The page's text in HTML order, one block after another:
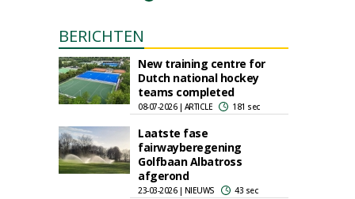
BERICHTEN
New training centre for
Dutch national hockey
teams completed
08-07-2026 | ARTICLE 181 sec
Laatste fase
fairwayberegening
Golfbaan Albatross
afgerond
23-03-2026 | NIEUWS 43 sec